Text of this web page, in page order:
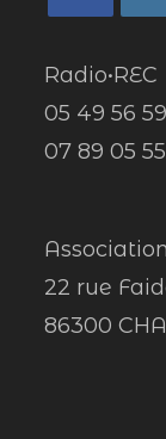
Radio•REC
05 49 56
07 89 05
22 rue
86300